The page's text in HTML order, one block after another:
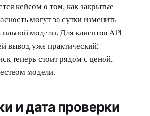
кейсом о том, как закрытые
могут за сутки изменить
модели. Для клиентов API
вывод уже практический:
теперь стоит рядом с ценой,
модели.
и дата проверки